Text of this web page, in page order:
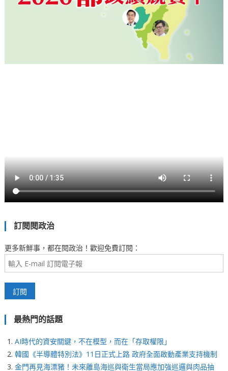
訂閱閱政治
更多新鮮事，都在閱政治！歡迎免費訂閱：
最熱門的話題
AI時代的資安關鍵，不在模型，而在「存取權限」
韓國《半導體特別法》11日正式上路 政府全面啟動產業支持機制
金門再見海漂豬！未來離島海巡與衛生當局應加強巡邏與肉品抽